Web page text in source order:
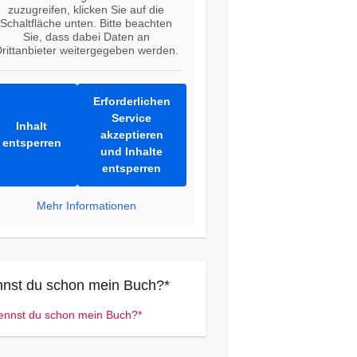
zuzugreifen, klicken Sie auf die
Schaltfläche unten. Bitte beachten
Sie, dass dabei Daten an
weitergegeben werden.
Inhalt
entsperren
Erforderlichen
Service
akzeptieren
und Inhalte
entsperren
Mehr Informationen
du schon mein Buch?*